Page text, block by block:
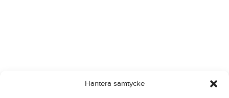
Hantera samtycke